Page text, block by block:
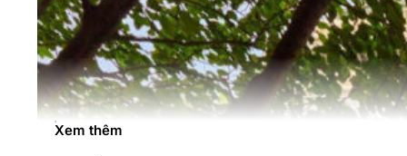
Xem thêm